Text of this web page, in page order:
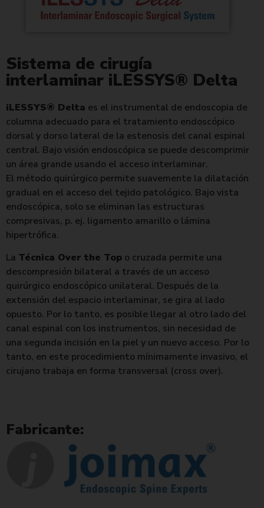
Sistema de cirugía
interlaminar iLESSYS® Delta
iLESSYS® Delta es el instrumental de endoscopia de
columna adecuado para el tratamiento endoscópico
dorsal y dorso lateral de la estenosis del canal espinal
central. Bajo visión endoscópica se puede descomprimir
un área grande usando el acceso interlaminar.
El método quirúrgico permite suavemente la dilatación
gradual en el acceso del tejido patológico. Bajo vista
endoscópica, solo se eliminan las estructuras
compresivas, p. ej. ligamento amarillo o lámina
hipertrófica.
La Técnica Over the Top o cruzada permite una
descompresión bilateral a través de un acceso
quirúrgico endoscópico unilateral. Después de la
extensión del espacio interlaminar, se gira al lado
opuesto. Por lo tanto, es posible llegar al otro lado del
canal espinal con los instrumentos, sin necesidad de
una segunda incisión en la piel y un nuevo acceso. Por lo
tanto, en este procedimiento mínimamente invasivo, el
cirujano trabaja en forma transversal (cross over).
Fabricante: